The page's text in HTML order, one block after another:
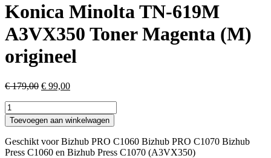
Konica Minolta TN-619M
A3VX350 Toner Magenta (M)
origineel
€179,00 Oorspronkelijke
€ 179,00.
€ 99,00Huidige
€ 99,00.
Konica
Minolta
TN-
619M
A3VX350
Toevoegen aan winkelwagen
Geschikt voor Bizhub PRO C1060 Bizhub PRO C1070 Bizhub
Press C1060 en Bizhub Press C1070 (A3VX350)